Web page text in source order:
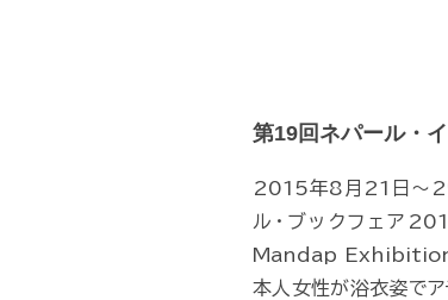
第19回ネパール・
2015年8月21日～
ル・ブックフェア
Mandap Exhibition
本人女性が浴衣姿でア